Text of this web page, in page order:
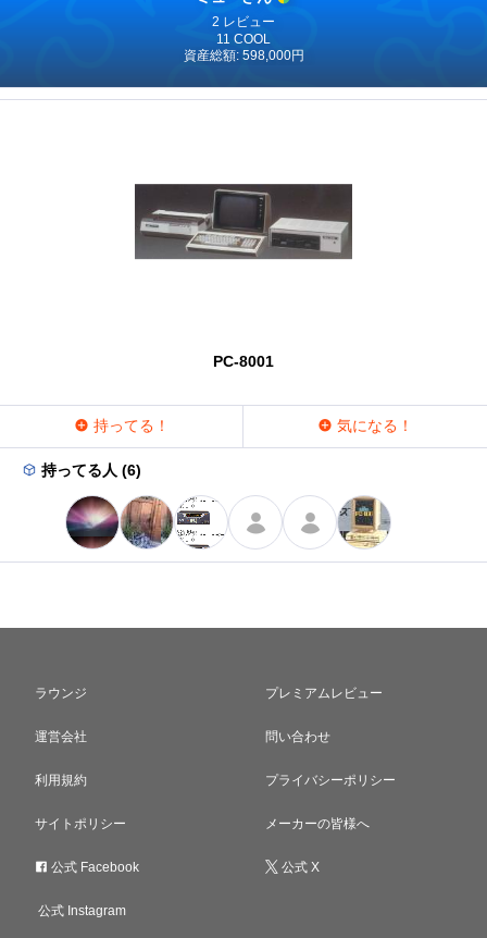
2 レビュー
11 COOL
資産総額: 598,000円
PC-8001
持ってる！ 気になる！
持ってる人 (6)
ラウンジ プレミアムレビュー
運営会社 問い合わせ
利用規約 プライバシーポリシー
サイトポリシー メーカーの皆様へ
公式 Facebook 公式 X
公式 Instagram